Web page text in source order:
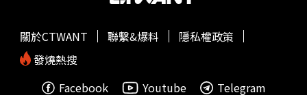
關於CTWANT 聯繫&爆料
隱私權政策
發燒熱搜
Facebook
Youtube Telegram